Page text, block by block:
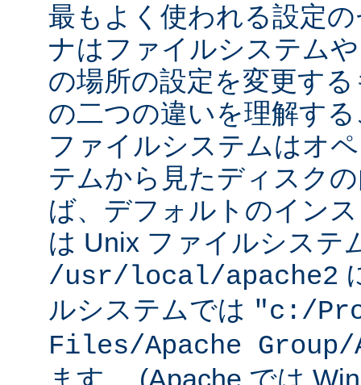
最もよく使われる設定
ナはファイルシステム
の場所の設定を変更す
の二つの違いを理解す
ファイルシステムはオ
テムから見たディスク
ば、デフォルトのイン
は Unix ファイルシステ
/usr/local/apache2
ルシステムでは "c:/
Files/Apache Group/
ます。 (Apache では